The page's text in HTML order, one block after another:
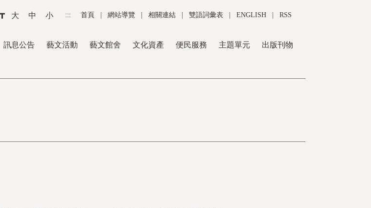
大 中 小 ::: 首頁 網站導覽 相關連結 雙語詞彙表 ENGLISH RSS
訊息公告 藝文活動 藝文館舍 文化資產 便民服務 主題單元 出版刊物